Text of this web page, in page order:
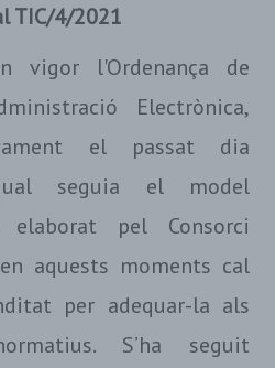
TIC/4/2021
vigor l'Ordenança de
Electrònica,
el passat dia
seguia el model
elaborat pel Consorci
aquests moments cal
per adequar-la als
S’ha seguit